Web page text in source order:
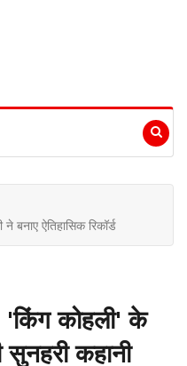
बनाए ऐतिहासिक रिकॉर्ड
'किंग कोहली' के
सुनहरी कहानी